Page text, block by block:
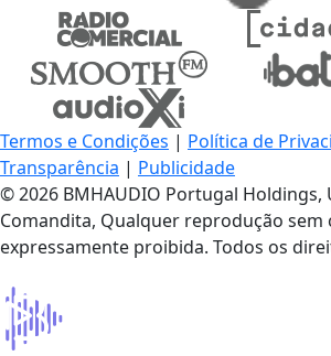
Termos e Condições | Política de
Transparência | Publicidade
© 2026 BMHAUDIO Portugal Holdings,
Comandita, Qualquer reprodução
expressamente proibida. Todos os